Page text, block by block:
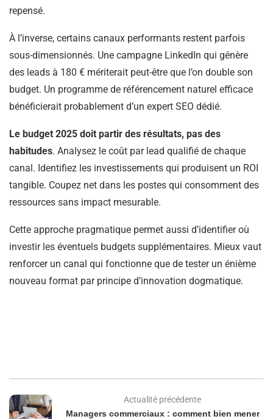
repensé.
À l’inverse, certains canaux performants restent parfois
sous-dimensionnés. Une campagne LinkedIn qui génère
des leads à 180 € mériterait peut-être que l’on double son
budget. Un programme de référencement naturel efficace
bénéficierait probablement d’un expert SEO dédié.
Le budget 2025 doit partir des résultats, pas des
habitudes. Analysez le coût par lead qualifié de chaque
canal. Identifiez les investissements qui produisent un ROI
tangible. Coupez net dans les postes qui consomment des
ressources sans impact mesurable.
Cette approche pragmatique permet aussi d’identifier où
investir les éventuels budgets supplémentaires. Mieux vaut
renforcer un canal qui fonctionne que de tester un énième
nouveau format par principe d’innovation dogmatique.
Actualité précédente
Managers commerciaux : comment bien mener